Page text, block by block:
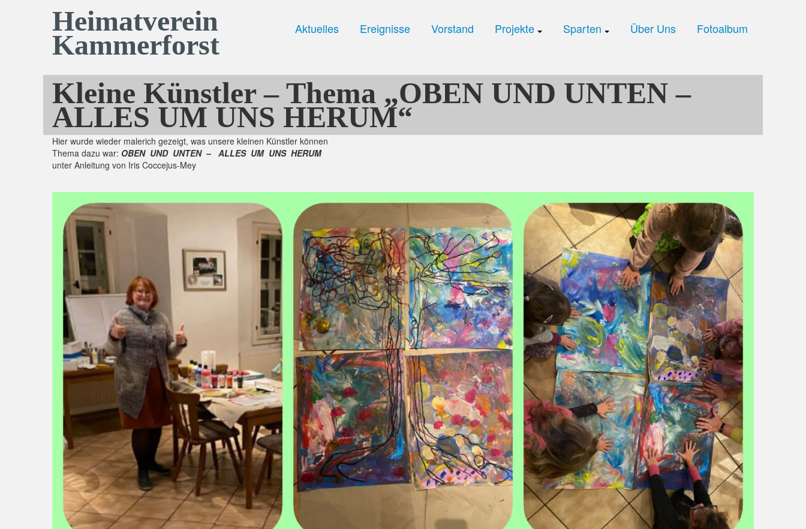
Heimatverein
Kammerforst
Aktuelles Ereignisse Vorstand Projekte Sparten Über Uns Fotoalbum
Kleine Künstler – Thema „OBEN UND UNTEN –
ALLES UM UNS HERUM“
Hier wurde wieder malerich gezeigt, was unsere kleinen Künstler können
Thema dazu war: OBEN UND UNTEN – ALLES UM UNS HERUM
unter Anleitung von Iris Coccejus-Mey